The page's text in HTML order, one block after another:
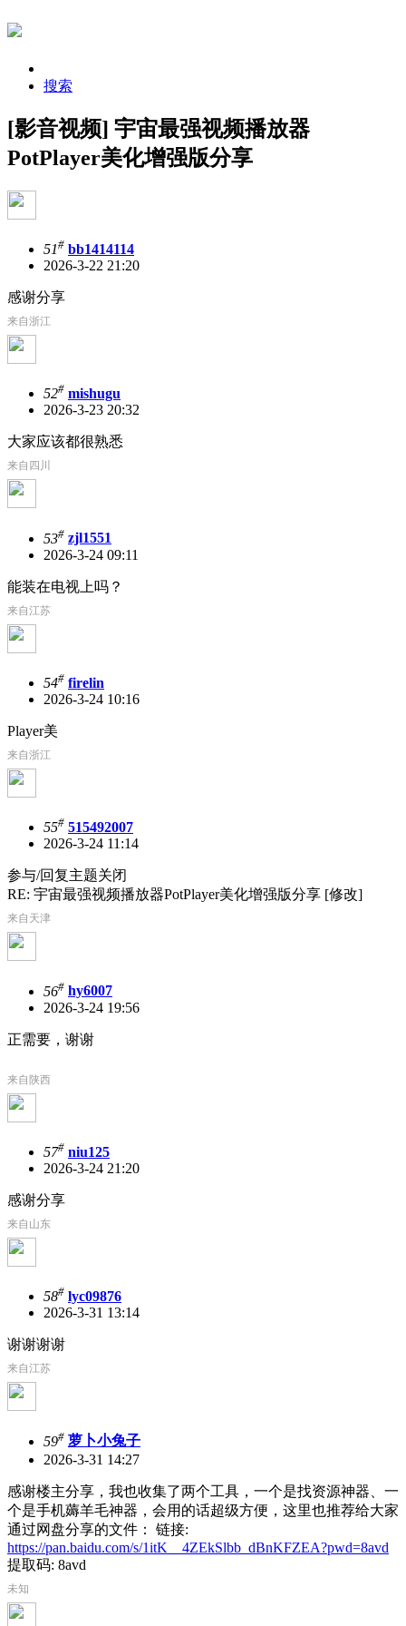
搜索
[影音视频] 宇宙最强视频播放器
PotPlayer美化增强版分享
51# bb1414114
2026-3-22 21:20
感谢分享
来自浙江
52# mishugu
2026-3-23 20:32
大家应该都很熟悉
来自四川
53# zjl1551
2026-3-24 09:11
能装在电视上吗？
来自江苏
54# firelin
2026-3-24 10:16
Player美
来自浙江
55# 515492007
2026-3-24 11:14
参与/回复主题关闭
RE: 宇宙最强视频播放器PotPlayer美化增强版分享 [修改]
来自天津
56# hy6007
2026-3-24 19:56
正需要，谢谢
来自陕西
57# niu125
2026-3-24 21:20
感谢分享
来自山东
58# lyc09876
2026-3-31 13:14
谢谢谢谢
来自江苏
59# 萝卜小兔子
2026-3-31 14:27
感谢楼主分享，我也收集了两个工具，一个是找资源神器、一
个是手机薅羊毛神器，会用的话超级方便，这里也推荐给大家
通过网盘分享的文件： 链接:
https://pan.baidu.com/s/1itK__4ZEkSlbb_dBnKFZEA?pwd=8avd
提取码: 8avd
未知